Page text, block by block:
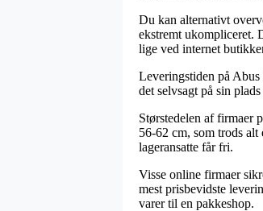
Du kan alternativt
ekstremt ukompliceret.
lige ved internet
Leveringstiden på
det selvsagt på sin
Størstedelen af firmaer
56-62 cm, som trods
lageransatte får fri.
Visse online firmaer
mest prisbevidste
varer til en pakkeshop.